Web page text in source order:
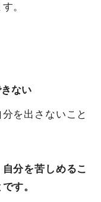
。
ない
を出さないこと
分を苦しめるこ
す。